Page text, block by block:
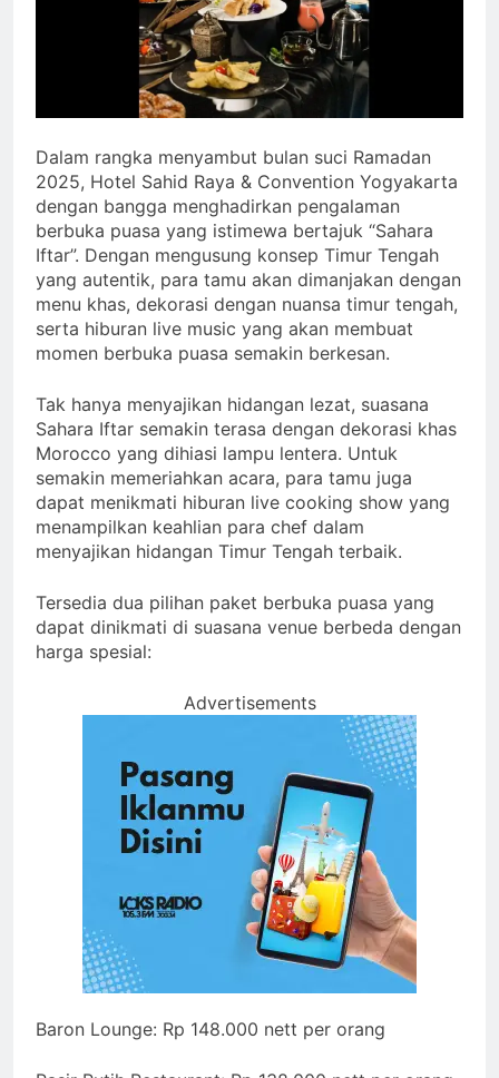
Dalam rangka menyambut bulan suci Ramadan
2025, Hotel Sahid Raya & Convention Yogyakarta
dengan bangga menghadirkan pengalaman
berbuka puasa yang istimewa bertajuk “Sahara
Iftar”. Dengan mengusung konsep Timur Tengah
yang autentik, para tamu akan dimanjakan dengan
menu khas, dekorasi dengan nuansa timur tengah,
serta hiburan live music yang akan membuat
momen berbuka puasa semakin berkesan.
Tak hanya menyajikan hidangan lezat, suasana
Sahara Iftar semakin terasa dengan dekorasi khas
Morocco yang dihiasi lampu lentera. Untuk
semakin memeriahkan acara, para tamu juga
dapat menikmati hiburan live cooking show yang
menampilkan keahlian para chef dalam
menyajikan hidangan Timur Tengah terbaik.
Tersedia dua pilihan paket berbuka puasa yang
dapat dinikmati di suasana venue berbeda dengan
harga spesial:
Advertisements
Baron Lounge: Rp 148.000 nett per orang